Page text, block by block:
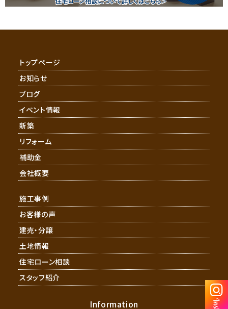
トップページ
お知らせ
ブログ
イベント情報
新築
リフォーム
補助金
会社概要
施工事例
お客様の声
建売・分譲
土地情報
住宅ローン相談
スタッフ紹介
Information